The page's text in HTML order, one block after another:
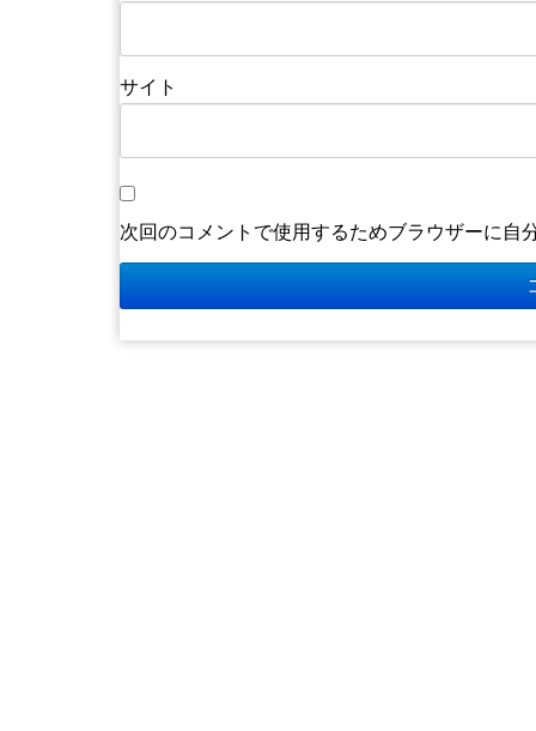
サイト
次回のコメントで使用するためブラウザーに